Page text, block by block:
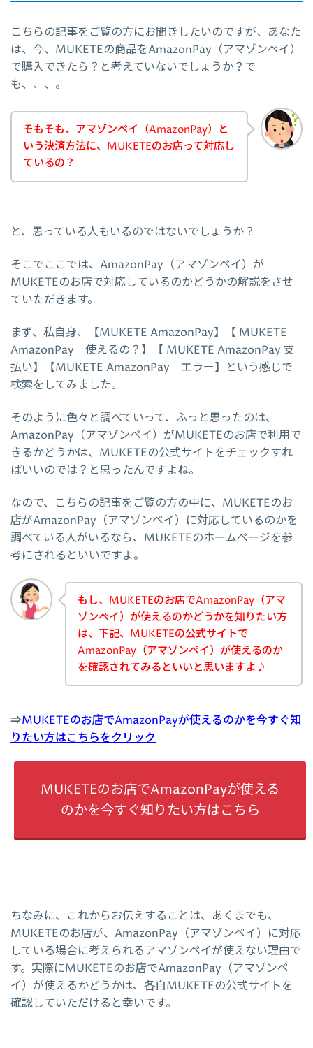
こちらの記事をご覧の方にお聞きしたいのですが、あなた
は、今、MUKETEの商品をAmazonPay（アマゾンペイ）
で購入できたら？と考えていないでしょうか？で
も、、、。
そもそも、アマゾンペイ（AmazonPay）と
いう決済方法に、MUKETEのお店って対応し
ているの？
と、思っている人もいるのではないでしょうか？
そこでここでは、AmazonPay（アマゾンペイ）が
MUKETEのお店で対応しているのかどうかの解説をさせ
ていただきます。
まず、私自身、【MUKETE AmazonPay】【 MUKETE
AmazonPay 使えるの？】【 MUKETE AmazonPay 支
払い】【MUKETE AmazonPay エラー】という感じで
検索をしてみました。
そのように色々と調べていって、ふっと思ったのは、
AmazonPay（アマゾンペイ）がMUKETEのお店で利用で
きるかどうかは、MUKETEの公式サイトをチェックすれ
ばいいのでは？と思ったんですよね。
なので、こちらの記事をご覧の方の中に、MUKETEのお
店がAmazonPay（アマゾンペイ）に対応しているのかを
調べている人がいるなら、MUKETEのホームページを参
考にされるといいですよ。
もし、MUKETEのお店でAmazonPay（アマ
ゾンペイ）が使えるのかどうかを知りたい方
は、下記、MUKETEの公式サイトで
AmazonPay（アマゾンペイ）が使えるのか
を確認されてみるといいと思いますよ♪
⇒MUKETEのお店でAmazonPayが使えるのかを今すぐ知
りたい方はこちらをクリック
MUKETEのお店でAmazonPayが使える
のかを今すぐ知りたい方はこちら
ちなみに、これからお伝えすることは、あくまでも、
MUKETEのお店が、AmazonPay（アマゾンペイ）に対応
している場合に考えられるアマゾンペイが使えない理由で
す。実際にMUKETEのお店でAmazonPay（アマゾンペ
イ）が使えるかどうかは、各自MUKETEの公式サイトを
確認していただけると幸いです。